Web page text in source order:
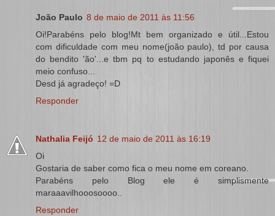
João Paulo 8 de maio de 2011 às 11:56
Oi!Parabéns pelo blog!Mt bem organizado e útil...Estou
com dificuldade com meu nome(joão paulo), td por causa
do bendito 'ão'...e tbm pq to estudando japonês e fiquei
meio confuso...
Desd já agradeço! =D
Responder
Nathalia Feijó 12 de maio de 2011 às 16:19
Oi
Gostaria de saber como fica o meu nome em coreano.
Parabéns pelo Blog ele é simplismente
maraaavilhooosoooo..
Responder